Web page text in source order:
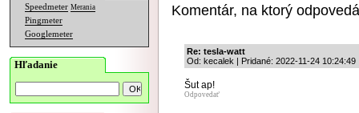
Speedmeter Merania
Pingmeter
Googlemeter
Hľadanie
Komentár, na ktorý
Re: tesla-watt
Od: kecalek | Pridané: 2022-11-24 10:24:49
Šut ap!
Odpovedať